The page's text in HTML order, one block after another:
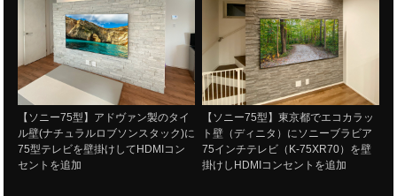
【ソニー75型】アドヴァン製のタイ
ル壁(ナチュラルロブソンスタック)に
75型テレビを壁掛けしてHDMIコン
セントを追加
【ソニー75型】東京都でエコカラッ
ト壁（ディニタ）にソニーブラビア
75インチテレビ（K-75XR70）を壁
掛けしHDMIコンセントを追加